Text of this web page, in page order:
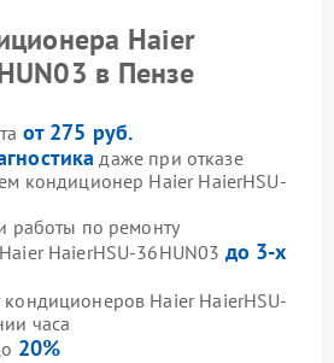
Haier
в Пензе
от 275 руб.
даже при отказе
кондиционер Haier HaierHSU-
работы по ремонту
HaierHSU-36HUN03 до 3-х
Haier HaierHSU-
часа
20%